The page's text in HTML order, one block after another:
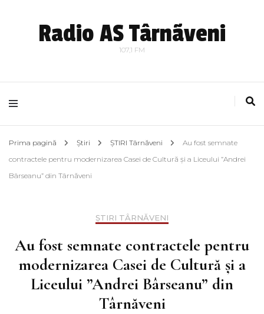
Radio AS Târnãveni
107,1 FM
Prima pagină Știri ȘTIRI Târnăveni
Au fost semnate
contractele pentru modernizarea Casei de Cultură și a Liceului ”Andrei
Bârseanu” din Târnăveni
ȘTIRI TÂRNĂVENI
Au fost semnate contractele pentru
modernizarea Casei de Cultură și a
Liceului ”Andrei Bârseanu” din
Târnăveni